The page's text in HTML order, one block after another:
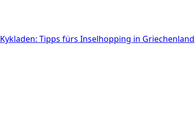
Kykladen: Tipps fürs Inselhopping in Griechenland